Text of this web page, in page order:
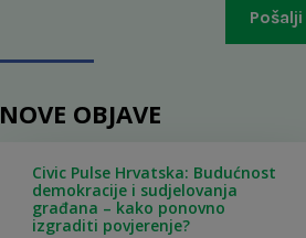
Pošalji
NOVE OBJAVE
Civic Pulse Hrvatska: Budućnost
demokracije i sudjelovanja
građana – kako ponovno
izgraditi povjerenje?